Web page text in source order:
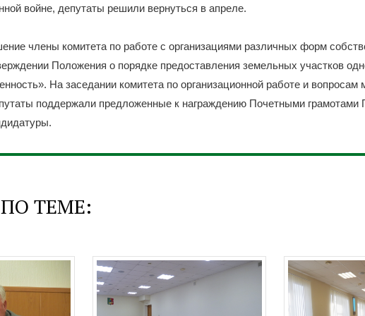
войне, депутаты решили вернуться в апреле.
члены комитета по работе с организациями различных форм
Положения о порядке предоставления земельных участков
На заседании комитета по организационной работе и вопросам
поддержали предложенные к награждению Почетными грамотами
ТЕМЕ: